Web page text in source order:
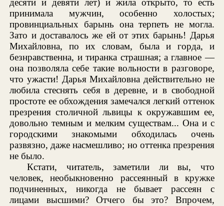
десяти и девяти лет) и жила открыто, то есть
принимала мужчин, особенно холостых;
провинциальных барынь она терпеть не могла.
Зато и доставалось же ей от этих барынь! Дарья
Михайловна, по их словам, была и горда, и
безнравственна, и тиранка страшная; а главное —
она позволяла себе такие вольности в разговоре,
что ужасти! Дарья Михайловна действительно не
любила стеснять себя в деревне, и в свободной
простоте ее обхождения замечался легкий оттенок
презрения столичной львицы к окружавшим ее,
довольно темным и мелким существам... Она и с
городскими знакомыми обходилась очень
развязно, даже насмешливо; но оттенка презрения
не было.
Кстати, читатель, заметили ли вы, что
человек, необыкновенно рассеянный в кружке
подчиненных, никогда не бывает рассеян с
лицами высшими? Отчего бы это? Впрочем,